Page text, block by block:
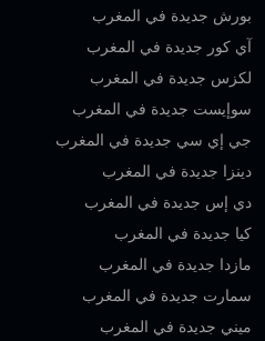
بورش جديدة في المغرب
آي كور جديدة في المغرب
لكزس جديدة في المغرب
سوإيست جديدة في المغرب
جي إي سي جديدة في المغرب
دينزا جديدة في المغرب
دي إس جديدة في المغرب
كيا جديدة في المغرب
مازدا جديدة في المغرب
سمارت جديدة في المغرب
ميني جديدة في المغرب